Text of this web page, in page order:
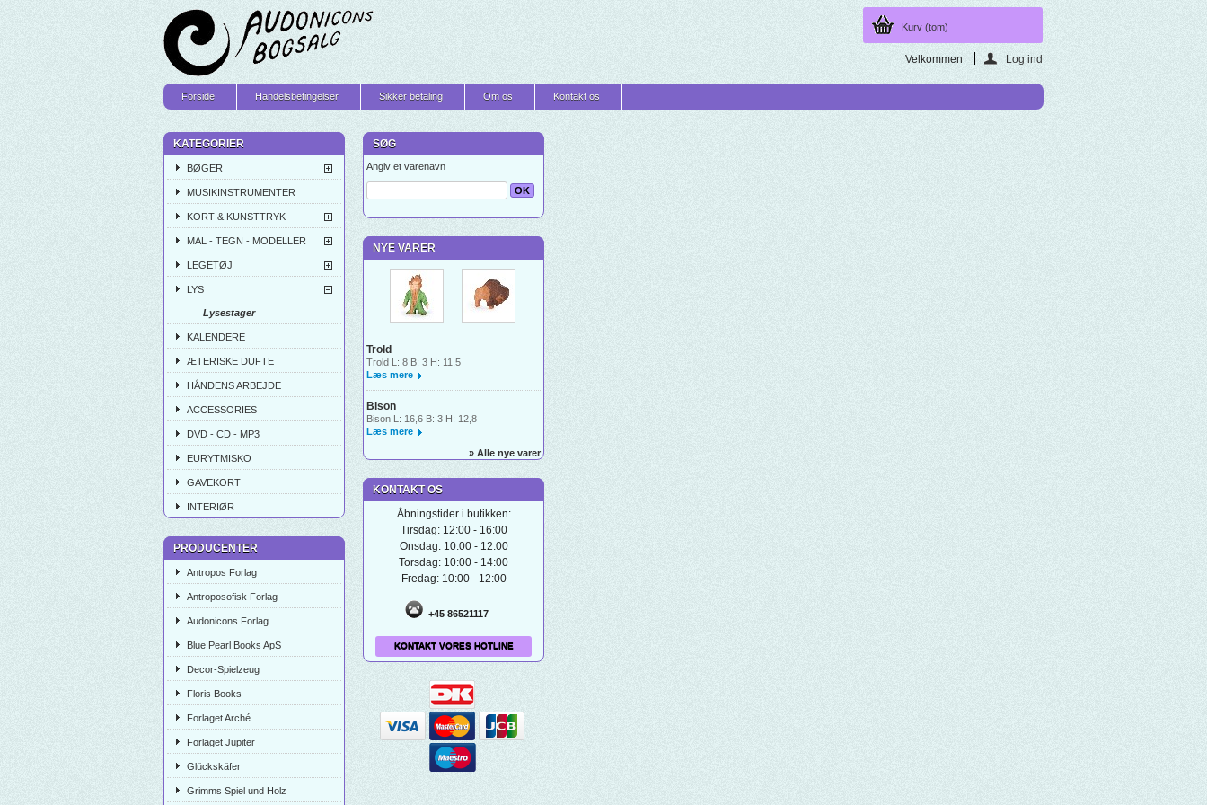
Kurv (tom)
Velkommen Log ind
Forside Handelsbetingelser Sikker betaling Om os Kontakt os
KATEGORIER
BØGER
MUSIKINSTRUMENTER
KORT & KUNSTTRYK
MAL - TEGN - MODELLER
LEGETØJ
LYS
Lysestager
KALENDERE
ÆTERISKE DUFTE
HÅNDENS ARBEJDE
ACCESSORIES
DVD - CD - MP3
EURYTMISKO
GAVEKORT
INTERIØR
PRODUCENTER
Antropos Forlag
Antroposofisk Forlag
Audonicons Forlag
Blue Pearl Books ApS
Decor-Spielzeug
Floris Books
Forlaget Arché
Forlaget Jupiter
Glückskäfer
Grimms Spiel und Holz
SØG
Angiv et varenavn
NYE VARER
Trold
Trold L: 8 B: 3 H: 11,5
Læs mere
Bison
Bison L: 16,6 B: 3 H: 12,8
Læs mere
» Alle nye varer
KONTAKT OS
Åbningstider i butikken:
Tirsdag: 12:00 - 16:00
Onsdag: 10:00 - 12:00
Torsdag: 10:00 - 14:00
Fredag: 10:00 - 12:00
+45 86521117
KONTAKT VORES HOTLINE